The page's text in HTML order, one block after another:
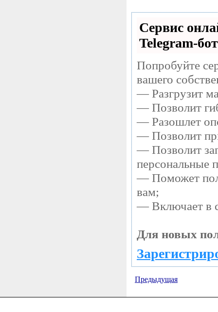
Сервис
Telegram-
Попробуйте
вашего
— Разгрузит
— Позволит
— Разошлет
— Позволит
— Позволит
персональные
— Поможет
вам;
— Включает в
Для новых
Предыдущая